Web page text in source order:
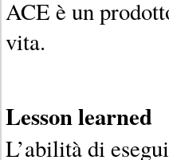
ACE è un
vita.
Lesson learned
L’abilità di